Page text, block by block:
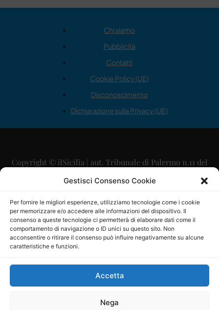
Gestisci Consenso Cookie
Per fornire le migliori esperienze, utilizziamo tecnologie come i cookie
per memorizzare e/o accedere alle informazioni del dispositivo. Il
consenso a queste tecnologie ci permetterà di elaborare dati come il
comportamento di navigazione o ID unici su questo sito. Non
acconsentire o ritirare il consenso può influire negativamente su alcune
caratteristiche e funzioni.
Accetta
Nega
Chi siamo
Pubblicità
Contatti
Cookie Policy (UE)
Disconoscimento
Dichiarazione sulla Privacy (UE)
Copyright © ilSicilia | aut. Tribunale di Palermo n.11 del
29/09/2015
Direttore Editoriale: Maurizio Scaglione
Direttore Responsabile: Maria Calabrese
P.IVA: 06334930820
Mercurio Comunicazione Società Cooperativa a r.l. è
iscritta al Registro degli Operatori di Comunicazione al